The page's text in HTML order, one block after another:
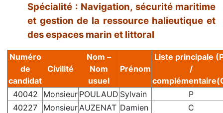
Spécialité : Navigation, sécurité maritime
et gestion de la ressource halieutique et
des espaces marin et littoral
Numéro
de
candidat
Civilité
Nom –
Nom
usuel
Prénom
Liste principale
/
40042
Monsieur POULAUD Sylvain
P
40227
Monsieur AUZENAT Damien
C